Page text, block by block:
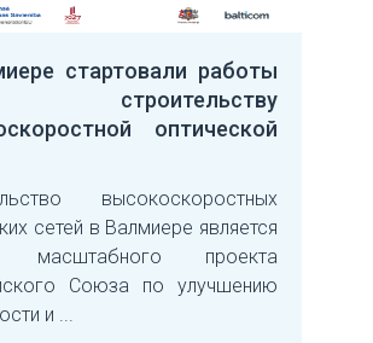
стартовали работы
оптической
высокоскоростных
сетей в Валмиере является
масштабного проекта
Союза по улучшению
и ...